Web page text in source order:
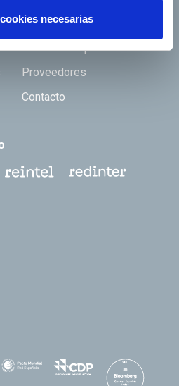
necesarias
Sala de prensa
Gobierno corporativo
Proveedores
Contacto